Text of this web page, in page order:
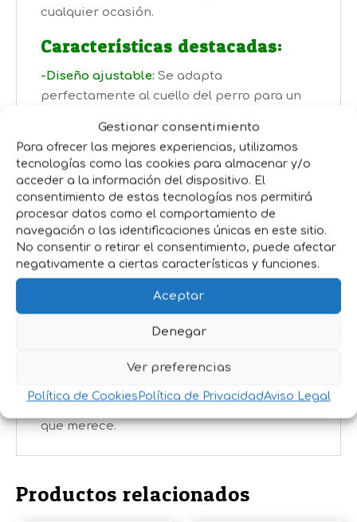
Gestionar consentimiento
Para ofrecer las mejores experiencias, utilizamos
tecnologías como las cookies para almacenar y/o
acceder a la información del dispositivo. El
consentimiento de estas tecnologías nos permitirá
procesar datos como el comportamiento de
navegación o las identificaciones únicas en este sitio.
No consentir o retirar el consentimiento, puede afectar
negativamente a ciertas características y funciones.
Aceptar
Denegar
Ver preferencias
Política de Cookies Política de PrivacidadAviso Legal
cualquier ocasión.
Características destacadas:
-Diseño ajustable: Se adapta
perfectamente al cuello del perro para un
-Material de alta calidad: Cordón de hilo
resistente con acabados elegantes en piel
de bovino.
-Varios grosores disponibles:Para
adaptarse a diferentes razas y tamaños.
-Longitud de 140 cm:Ideal para
exhibiciones, garantizando movilidad y
control en todo momento.
ramal de exhibición para perros
estilo, funcionalidad y
criadores, adiestradores y amantes de las
Dehesay presenta a tu perro con el porte
que merece.
Productos relacionados